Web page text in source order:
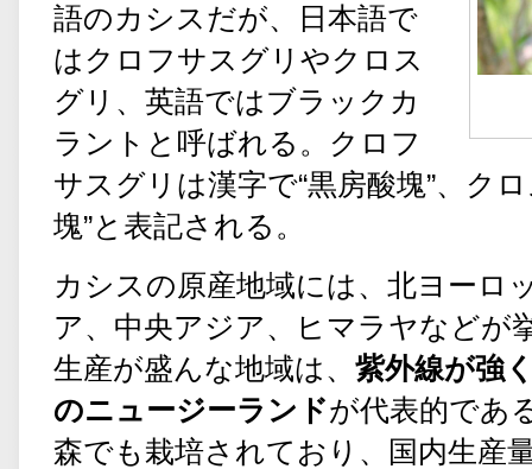
語のカシスだが、日本語で
はクロフサスグリやクロス
グリ、英語ではブラックカ
ラントと呼ばれる。クロフ
サスグリは漢字で“黒房酸塊”、ク
塊”と表記される。
カシスの原産地域には、北ヨーロ
ア、中央アジア、ヒマラヤなどが
生産が盛んな地域は、 紫外線が強
のニュージーランドが代表的であ
森でも栽培されており、国内生産